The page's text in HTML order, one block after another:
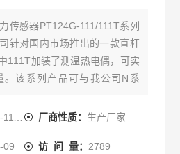
传感器PT124G-111/111T系列
针对国内市场推出的一款直杆
111T加装了测温热电偶，可实
。该系列产品可与我公司N系
压力测量准确可靠，放大信号
用于化纤，塑料挤出行业高温
厂商性质： 生产厂家
09 访 问 量： 2789